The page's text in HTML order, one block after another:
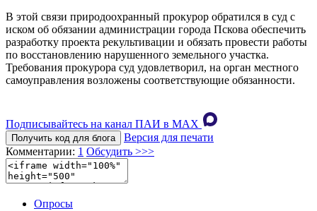
В этой связи природоохранный прокурор обратился в суд с
иском об обязании администрации города Пскова обеспечить
разработку проекта рекультивации и обязать провести работы
по восстановлению нарушенного земельного участка.
Требования прокурора суд удовлетворил, на орган местного
самоуправления возложены соответствующие обязанности.
Подписывайтесь на канал ПАИ в MAХ
Получить код для блога
Версия для печати
Комментарии: 1 Обсудить >>>
Опросы